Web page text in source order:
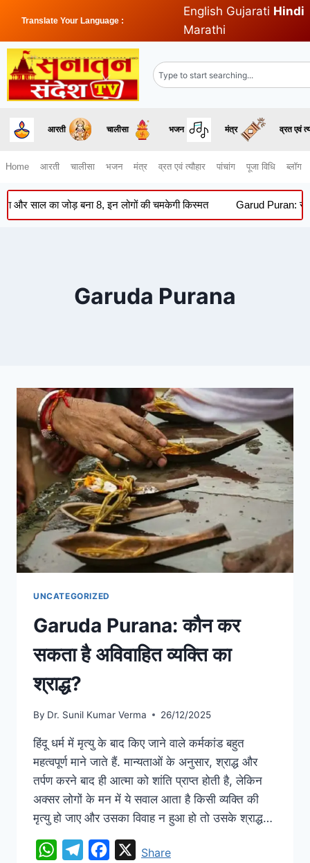
Translate Your Language :
English Gujarati Hindi
Marathi
आरती चालीसा भजन मंत्र व्रत एवं
Home आरती चालीसा भजन मंत्र व्रत एवं त्यौहार पांचांग पूजा विधि ब्लॉग
साल का जोड़ बना 8, इन लोगों की चमकेगी किस्मत Garud Puran:
Garuda Purana
UNCATEGORIZED
Garuda Purana: कौन कर
सकता है अविवाहित व्यक्ति का
श्राद्ध?
By Dr. Sunil Kumar Verma 26/12/2025
हिंदू धर्म में मृत्यु के बाद किए जाने वाले कर्मकांड बहुत
महत्वपूर्ण माने जाते हैं. मान्यताओं के अनुसार, श्राद्ध और
तर्पण करने बाद ही आत्मा को शांति प्राप्त होती है, लेकिन
अक्सर लोगों के मन में ये सवाल आता है किसी व्यक्ति की
मृत्यु हो जाए और उसका विवाह न हुआ हो तो उसके श्राद्ध…
WhatsAppTelegramFacebook
XShare